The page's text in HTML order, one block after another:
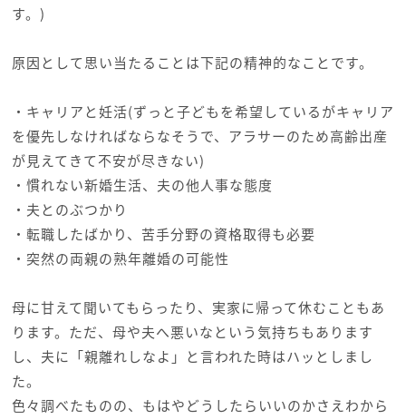
す。)
原因として思い当たることは下記の精神的なことです。
・キャリアと妊活(ずっと子どもを希望しているがキャリア
を優先しなければならなそうで、アラサーのため高齢出産
が見えてきて不安が尽きない)
・慣れない新婚生活、夫の他人事な態度
・夫とのぶつかり
・転職したばかり、苦手分野の資格取得も必要
・突然の両親の熟年離婚の可能性
母に甘えて聞いてもらったり、実家に帰って休むこともあ
ります。ただ、母や夫へ悪いなという気持ちもあります
し、夫に「親離れしなよ」と言われた時はハッとしまし
た。
色々調べたものの、もはやどうしたらいいのかさえわから